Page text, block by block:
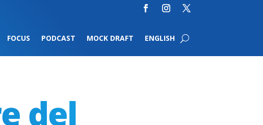
FOCUS PODCAST MOCK DRAFT ENGLISH
del